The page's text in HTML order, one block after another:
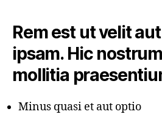
Rem est ut velit
ipsam. Hic
mollitia
Minus quasi et aut optio